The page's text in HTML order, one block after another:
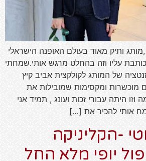
,מותג ותיק מאוד בעולם האופנה הישראלי
עליו וזה בהחלט מרגש אותי.שמחתי
של המותג לקולקצית אביב קיץ
מוכשרות ומקסימות שמובילות את
היתה עבורי זכות ועונג , תמיד אני
אותי להכיר את […]
-הקליניקה
יופי מלא החל